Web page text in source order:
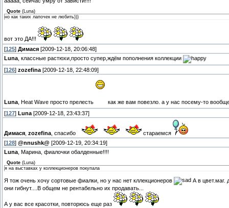
Quote (Luna)
но как таких лапочек не любить)))
вот это ДА!!!
[125] Димася [2009-12-18, 20:06:48]
Luna, классные растюхи,просто супер,ждём пополнения коллекции
[126] zozefina [2009-12-18, 22:48:09]
Luna , Heat Wave просто прелесть
как же вам повезло. а у нас посему-то
[127] Luna [2009-12-18, 23:43:37]
Димася zozefina , спасибо
стараемся
[128] @nnushk@ [2009-12-19, 20:34:19]
Luna , Марина, фиалочки обалденные!!!!
Quote (Luna)
я на выставках у коллекционеров покупала
Я тож очень хочу сортовые фиалки, но у нас нет кллекционеров
А в цвет.маг.
они гибнут....В общем не рентабельно их продавать...
А у вас все красотки, повторюсь еще раз